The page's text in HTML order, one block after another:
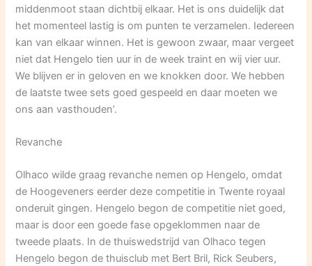
middenmoot staan dichtbij elkaar. Het is ons duidelijk dat
het momenteel lastig is om punten te verzamelen. Iedereen
kan van elkaar winnen. Het is gewoon zwaar, maar vergeet
niet dat Hengelo tien uur in de week traint en wij vier uur.
We blijven er in geloven en we knokken door. We hebben
de laatste twee sets goed gespeeld en daar moeten we
ons aan vasthouden’.
Revanche
Olhaco wilde graag revanche nemen op Hengelo, omdat
de Hoogeveners eerder deze competitie in Twente royaal
onderuit gingen. Hengelo begon de competitie niet goed,
maar is door een goede fase opgeklommen naar de
tweede plaats. In de thuiswedstrijd van Olhaco tegen
Hengelo begon de thuisclub met Bert Bril, Rick Seubers,